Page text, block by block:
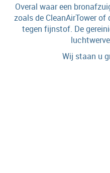
Overal waar een
zoals de CleanAirTower
tegen fijnstof. De
Wij staan u